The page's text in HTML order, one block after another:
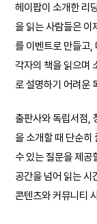
헤이팝이 소개한 리
을 읽는 사람들은 이
를 이벤트로 만들고,
각자의 책을 읽으며
로 설명하기 어려운
출판사와 독립서점,
을 소개할 때 단순히
수 있는 질문을 제공
공간을 넘어 읽는 시
콘텐츠와 커뮤니티